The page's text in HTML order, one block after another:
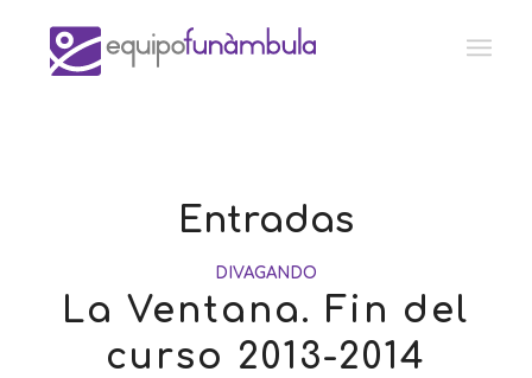
Entradas
DIVAGANDO
La Ventana. Fin del
curso 2013-2014